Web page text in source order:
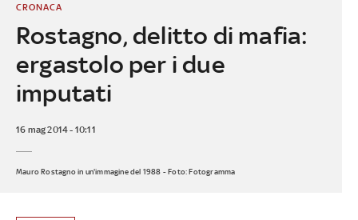
Rostagno, delitto di mafia:
ergastolo per i due
imputati
CRONACA
16 mag 2014 - 10:11
Mauro Rostagno in un'immagine del 1988 - Foto: Fotogramma